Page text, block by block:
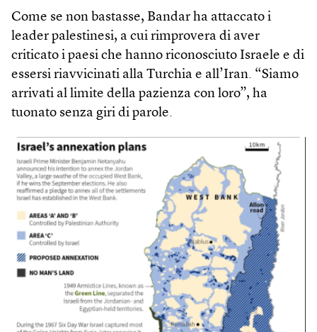
Come se non bastasse, Bandar ha attaccato i
leader palestinesi, a cui rimprovera di aver
criticato i paesi che hanno riconosciuto Israele e di
essersi riavvicinati alla Turchia e all’Iran. “Siamo
arrivati al limite della pazienza con loro”, ha
tuonato senza giri di parole.